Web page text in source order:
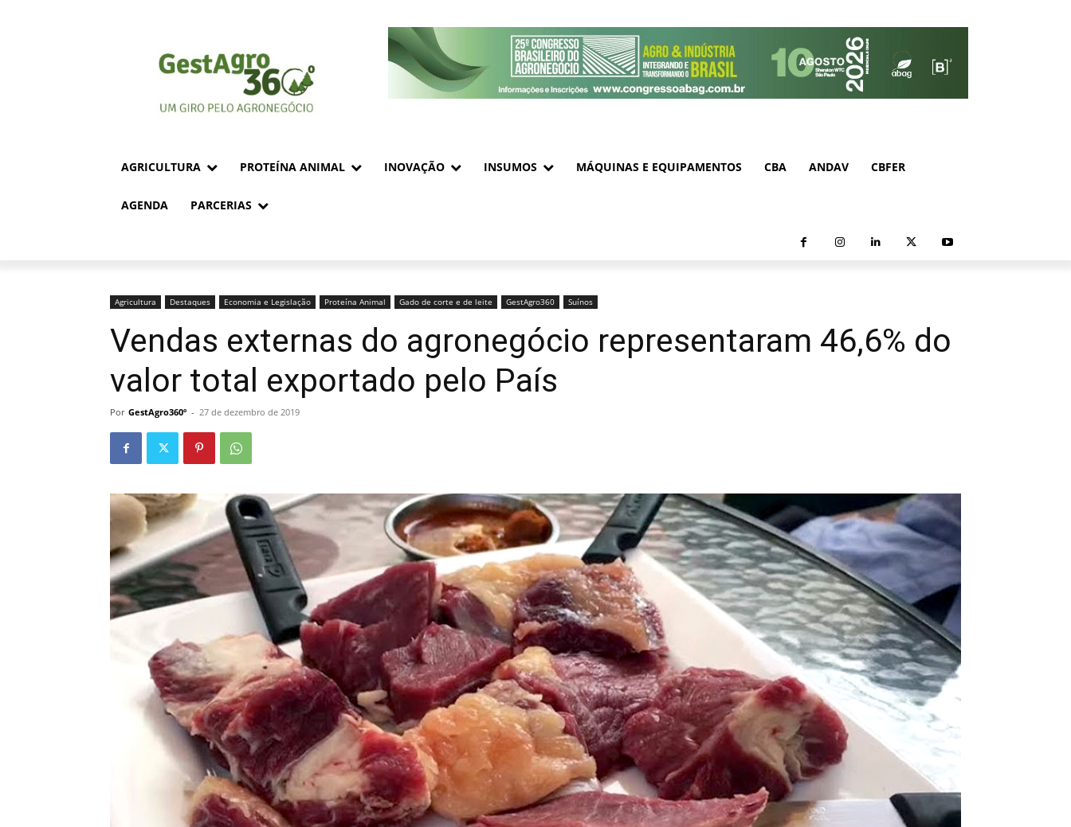
AGRICULTURA PROTEÍNA ANIMAL INOVAÇÃO INSUMOS MÁQUINAS E EQUIPAMENTOS CBA ANDAV CBFER
AGENDA PARCERIAS
Agricultura Destaques Economia e Legislação Proteína Animal Gado de corte e de leite GestAgro360 Suínos
Vendas externas do agronegócio representaram 46,6% do
valor total exportado pelo País
Por GestAgro360º - 27 de dezembro de 2019